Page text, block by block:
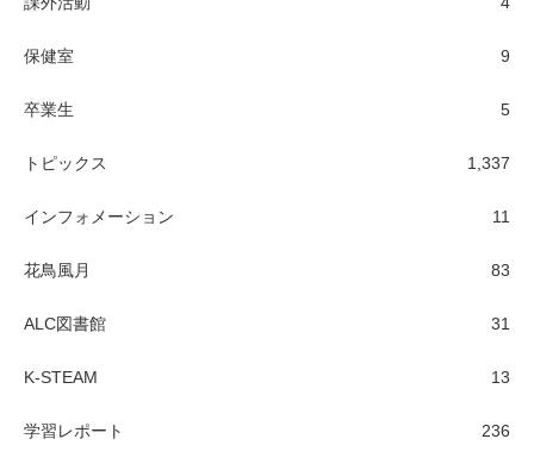
保健室 9
卒業生 5
トピックス 1,337
インフォメーション 11
花鳥風月 83
ALC図書館 31
K-STEAM 13
学習レポート 236